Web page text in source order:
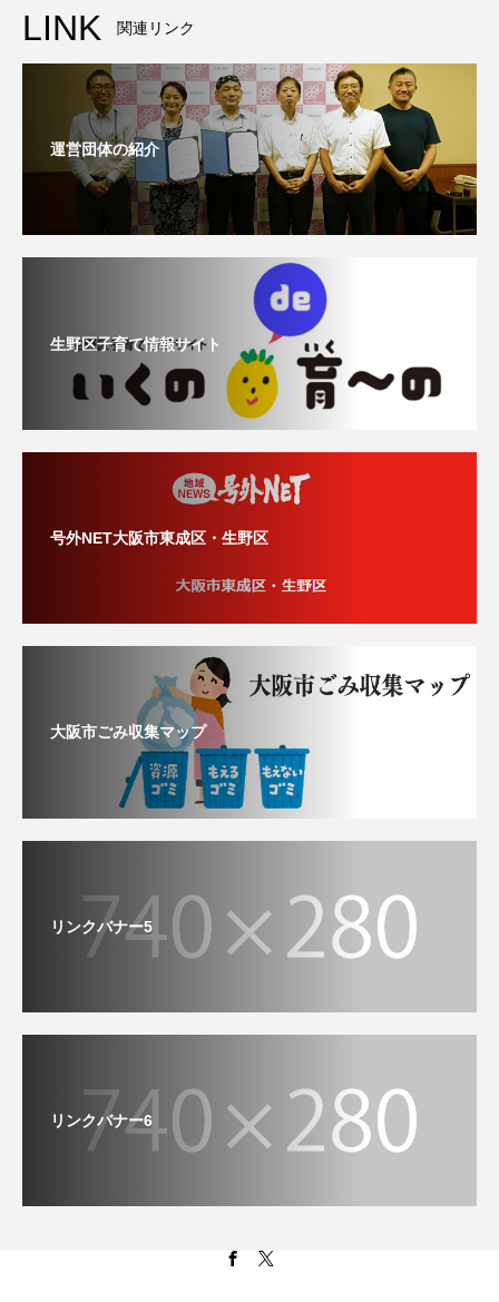
LINK 関連リンク
運営団体の紹介
生野区子育て情報サイト
号外NET大阪市東成区・生野区
大阪市ごみ収集マップ
リンクバナー5
リンクバナー6